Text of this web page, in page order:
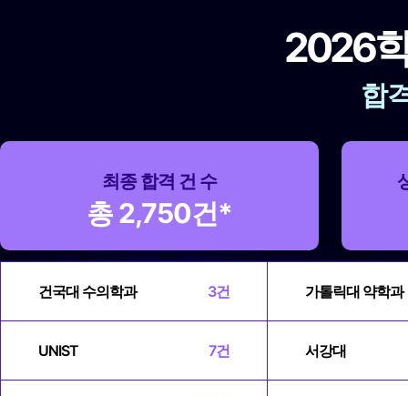
2026
합
최종 합격 건 수
총 2,750건*
건국대 수의학과 3건 가톨릭대 약학과
UNIST 7건 서강대